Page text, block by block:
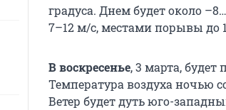
градуса. Днем будет около
7–12 м/c, местами порывы до
В воскресенье, 3 марта, будет
Температура воздуха ночью
Ветер будет дуть юго-